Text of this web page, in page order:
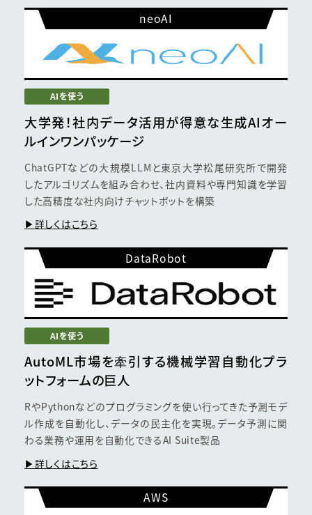
neoAI
AIを使う
大学発！社内データ活用が得意な生成AIオー
ルインワンパッケージ
ChatGPTなどの大規模LLMと東京大学松尾研究所で開発
したアルゴリズムを組み合わせ、社内資料や専門知識を学習
した高精度な社内向けチャットボットを構築
詳しくはこちら
DataRobot
AIを使う
AutoML市場を牽引する機械学習自動化プラ
ットフォームの巨人
RやPythonなどのプログラミングを使い行ってきた予測モデ
ル作成を自動化し、データの民主化を実現。データ予測に関
わる業務や運用を自動化できるAI Suite製品
詳しくはこちら
AWS